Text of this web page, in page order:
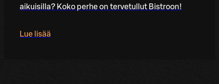
aikuisilla? Koko perhe on tervetullut Bistroon!
Lue lisää